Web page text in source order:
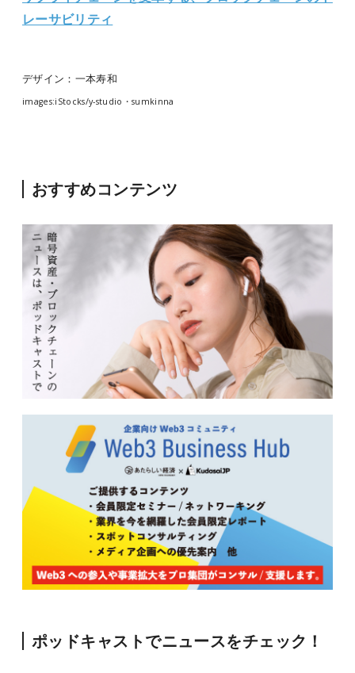
レーサビリティ
デザイン：一本寿和
images:iStocks/y-studio・sumkinna
おすすめコンテンツ
ポッドキャストでニュースをチェック！